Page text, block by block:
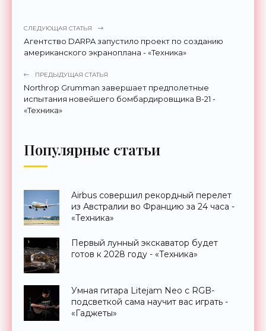
СЛЕДУЮЩАЯ СТАТЬЯ
Агентство DARPA запустило проект по созданию
американского экраноплана - «Техника»
ПРЕДЫДУЩАЯ СТАТЬЯ
Northrop Grumman завершает предполетные
испытания новейшего бомбардировщика В-21 -
«Техника»
Популярные статьи
Airbus совершил рекордный перелет
из Австралии во Францию за 24 часа -
«Техника»
Первый лунный экскаватор будет
готов к 2028 году - «Техника»
Умная гитара Litejam Neo с RGB-
подсветкой сама научит вас играть -
«Гаджеты»